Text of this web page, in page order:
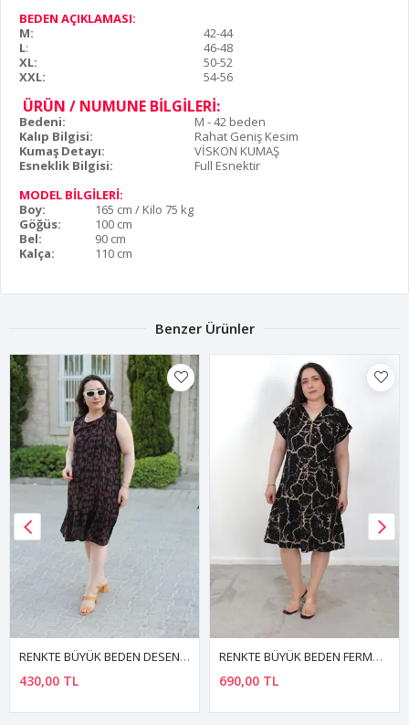
BEDEN AÇIKLAMASI:
M:
42-44
L:
46-48
XL:
50-52
XXL:
54-56
ÜRÜN / NUMUNE BİLGİLERİ:
Bedeni:
M - 42 beden
Kalıp Bilgisi:
Rahat Geniş Kesim
Kumaş Detayı:
VİSKON KUMAŞ
Esneklik Bilgisi:
Full Esnektir
MODEL BİLGİLERİ:
Boy:
165 cm / Kilo 75 kg
Göğüs:
100 cm
Bel:
90 cm
Kalça:
110 cm
Benzer Ürünler
RENKTE BÜYÜK BEDEN DESENLI DOKUMA ELBİSE
430,00 TL
RENKTE BÜYÜK BEDEN FERMUARLI PAMUKLU ESNEK ELBİSE
690,00 TL